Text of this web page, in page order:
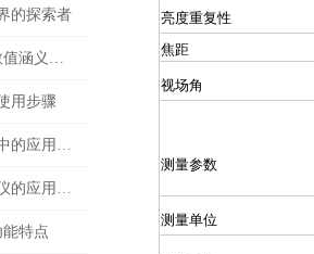
的探索者
3nh分光测色仪的各项数值涵义讲解
用步骤
分光光度计在环境分析中的应用是非常广泛的
二氧化碳气体浓度验证仪的应用与意义
特点
亮度重复性
焦距
视场角
测量参数
测量单位